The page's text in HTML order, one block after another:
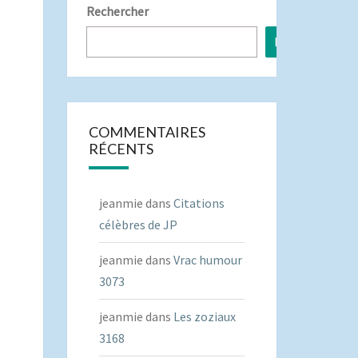
Rechercher
Rechercher
COMMENTAIRES
RÉCENTS
jeanmie dans Citations
célèbres de JP
jeanmie dans Vrac humour
3073
jeanmie dans Les zoziaux
3168